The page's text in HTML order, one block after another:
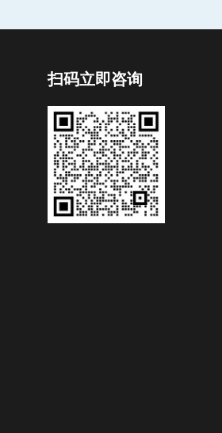
扫码立即咨询